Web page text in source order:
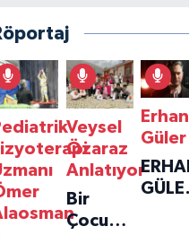
Veysel
Özaraz
Anlatıyor
Bir
Çocuğun
Erhan
Güler